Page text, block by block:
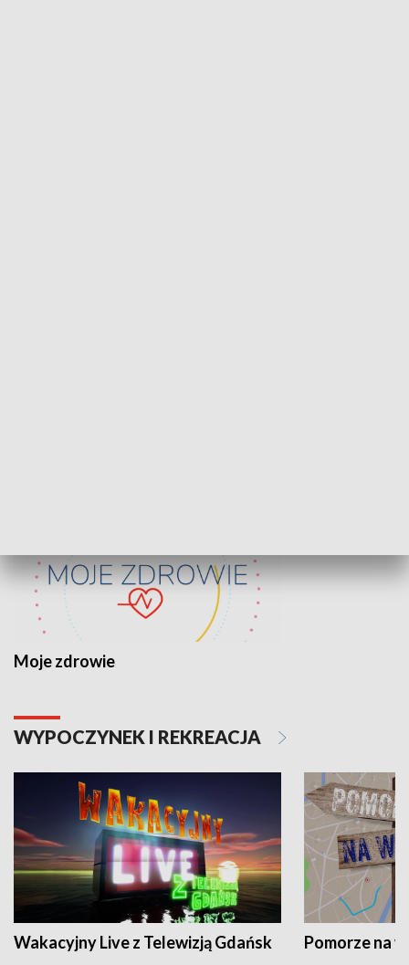
Moje zdrowie
WYPOCZYNEK I REKREACJA
Wakacyjny Live z Telewizją Gdańsk Pomorze na